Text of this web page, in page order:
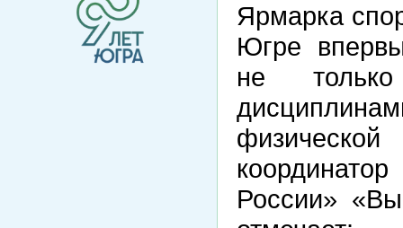
Ярмарка
Югре
не
России»